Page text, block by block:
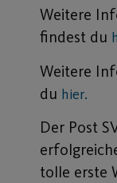
Weitere
findest du
Weitere
du hier.
Der Post
tolle erste